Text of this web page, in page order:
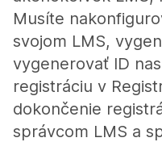
Musíte
svojom LMS,
vygenerovať ID
registráciu v
dokončenie
správcom LMS a